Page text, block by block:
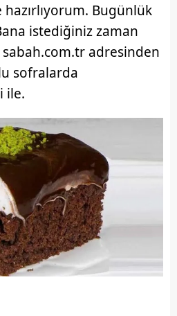
Bugünlük
istediğiniz zaman
adresinden
sofralarda
ile.